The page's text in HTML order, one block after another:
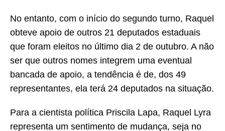
No entanto, com o início do segundo turno, Raquel
obteve apoio de outros 21 deputados estaduais
que foram eleitos no último dia 2 de outubro. A não
ser que outros nomes integrem uma eventual
bancada de apoio, a tendência é de, dos 49
representantes, ela terá 24 deputados na situação.
Para a cientista política Priscila Lapa, Raquel Lyra
representa um sentimento de mudança, seja no